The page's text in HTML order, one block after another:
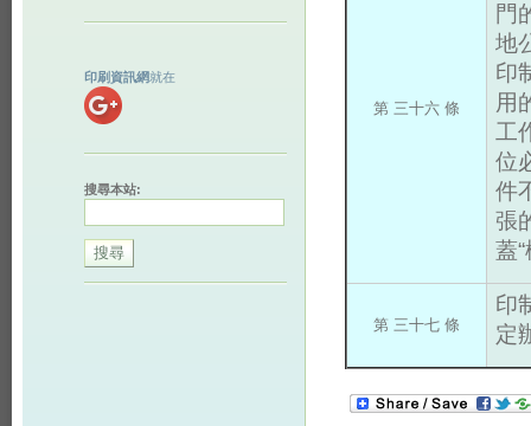
印刷資訊網就在
搜尋本站:
第 三十六 條
門
地
印
用
工
位
件
張
蓋
第 三十七 條
印
定